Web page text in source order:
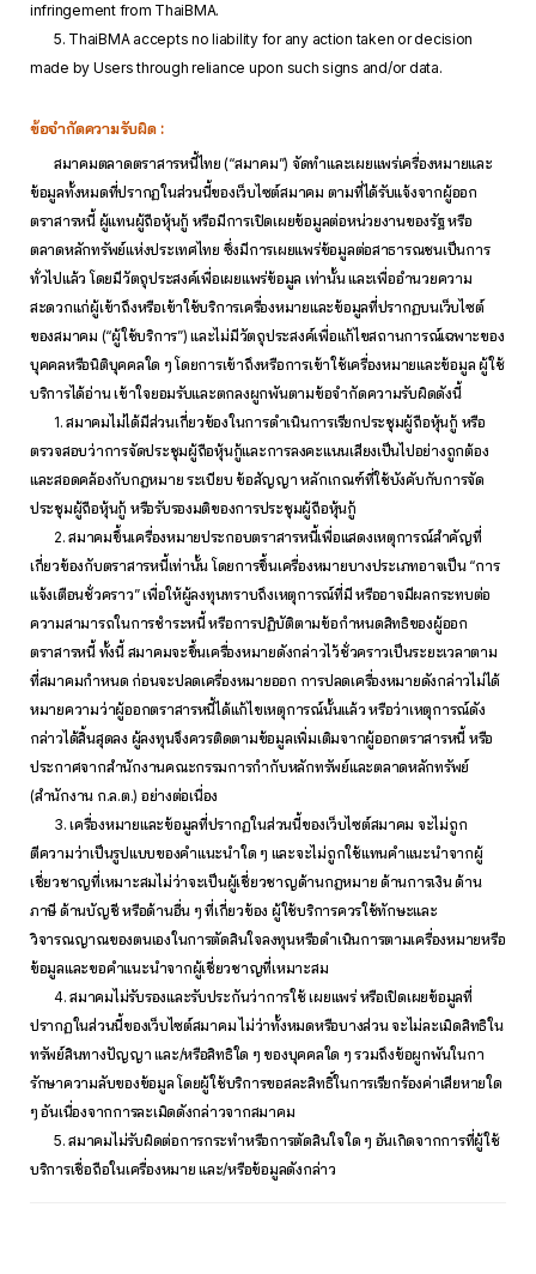
infringement from ThaiBMA.
5. ThaiBMA accepts no liability for any action taken or decision
made by Users through reliance upon such signs and/or data.
ข้อจำกัดความรับผิด :
สมาคมตลาดตราสารหนี้ไทย (“สมาคม”) จัดทำและเผยแพร่เครื่องหมายและ
ข้อมูลทั้งหมดที่ปรากฏในส่วนนี้ของเว็บไซต์สมาคม ตามที่ได้รับแจ้งจากผู้ออก
ตราสารหนี้ ผู้แทนผู้ถือหุ้นกู้ หรือมีการเปิดเผยข้อมูลต่อหน่วยงานของรัฐ หรือ
ตลาดหลักทรัพย์แห่งประเทศไทย ซึ่งมีการเผยแพร่ข้อมูลต่อสาธารณชนเป็นการ
ทั่วไปแล้ว โดยมีวัตถุประสงค์เพื่อเผยแพร่ข้อมูล เท่านั้น และเพื่ออำนวยความ
สะดวกแก่ผู้เข้าถึงหรือเข้าใช้บริการเครื่องหมายและข้อมูลที่ปรากฏบนเว็บไซต์
ของสมาคม (“ผู้ใช้บริการ”) และไม่มีวัตถุประสงค์เพื่อแก้ไขสถานการณ์เฉพาะของ
บุคคลหรือนิติบุคคลใด ๆ โดยการเข้าถึงหรือการเข้าใช้เครื่องหมายและข้อมูล ผู้ใช้
บริการได้อ่าน เข้าใจยอมรับและตกลงผูกพันตามข้อจำกัดความรับผิดดังนี้
1. สมาคมไม่ได้มีส่วนเกี่ยวข้องในการดำเนินการเรียกประชุมผู้ถือหุ้นกู้ หรือ
ตรวจสอบว่าการจัดประชุมผู้ถือหุ้นกู้และการลงคะแนนเสียงเป็นไปอย่างถูกต้อง
และสอดคล้องกับกฎหมาย ระเบียบ ข้อสัญญา หลักเกณฑ์ที่ใช้บังคับกับการจัด
ประชุมผู้ถือหุ้นกู้ หรือรับรองมติของการประชุมผู้ถือหุ้นกู้
2. สมาคมขึ้นเครื่องหมายประกอบตราสารหนี้เพื่อแสดงเหตุการณ์สำคัญที่
เกี่ยวข้องกับตราสารหนี้เท่านั้น โดยการขึ้นเครื่องหมายบางประเภทอาจเป็น “การ
แจ้งเตือนชั่วคราว” เพื่อให้ผู้ลงทุนทราบถึงเหตุการณ์ที่มี หรืออาจมีผลกระทบต่อ
ความสามารถในการชำระหนี้ หรือการปฏิบัติตามข้อกำหนดสิทธิของผู้ออก
ตราสารหนี้ ทั้งนี้ สมาคมจะขึ้นเครื่องหมายดังกล่าวไว้ชั่วคราวเป็นระยะเวลาตาม
ที่สมาคมกำหนด ก่อนจะปลดเครื่องหมายออก การปลดเครื่องหมายดังกล่าวไม่ได้
หมายความว่าผู้ออกตราสารหนี้ได้แก้ไขเหตุการณ์นั้นแล้ว หรือว่าเหตุการณ์ดัง
กล่าวได้สิ้นสุดลง ผู้ลงทุนจึงควรติดตามข้อมูลเพิ่มเติมจากผู้ออกตราสารหนี้ หรือ
ประกาศจากสำนักงานคณะกรรมการกำกับหลักทรัพย์และตลาดหลักทรัพย์
(สำนักงาน ก.ล.ต.) อย่างต่อเนื่อง
3. เครื่องหมายและข้อมูลที่ปรากฏในส่วนนี้ของเว็บไซต์สมาคม จะไม่ถูก
ตีความว่าเป็นรูปแบบของคำแนะนำใด ๆ และจะไม่ถูกใช้แทนคำแนะนำจากผู้
เชี่ยวชาญที่เหมาะสมไม่ว่าจะเป็นผู้เชี่ยวชาญด้านกฎหมาย ด้านการเงิน ด้าน
ภาษี ด้านบัญชี หรือด้านอื่น ๆ ที่เกี่ยวข้อง ผู้ใช้บริการควรใช้ทักษะและ
วิจารณญาณของตนเองในการตัดสินใจลงทุนหรือดำเนินการตามเครื่องหมายหรือ
ข้อมูลและขอคำแนะนำจากผู้เชี่ยวชาญที่เหมาะสม
4. สมาคมไม่รับรองและรับประกันว่าการใช้ เผยแพร่ หรือเปิดเผยข้อมูลที่
ปรากฏในส่วนนี้ของเว็บไซต์สมาคม ไม่ว่าทั้งหมดหรือบางส่วน จะไม่ละเมิดสิทธิใน
ทรัพย์สินทางปัญญา และ/หรือสิทธิใด ๆ ของบุคคลใด ๆ รวมถึงข้อผูกพันในกา
รักษาความลับของข้อมูล โดยผู้ใช้บริการขอสละสิทธิ์ในการเรียกร้องค่าเสียหายใด
ๆ อันเนื่องจากการละเมิดดังกล่าวจากสมาคม
5. สมาคมไม่รับผิดต่อการกระทำหรือการตัดสินใจใด ๆ อันเกิดจากการที่ผู้ใช้
บริการเชื่อถือในเครื่องหมาย และ/หรือข้อมูลดังกล่าว